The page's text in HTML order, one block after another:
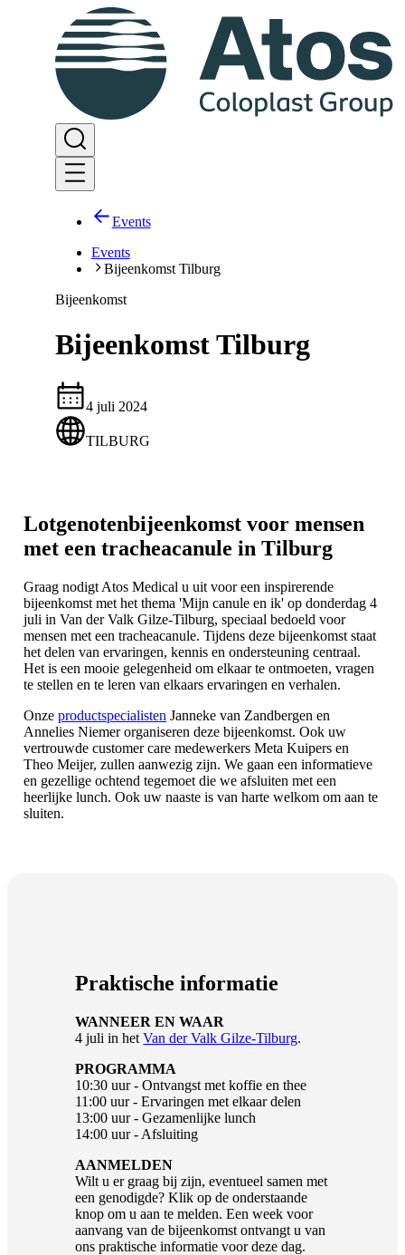
Events
Events
Bijeenkomst Tilburg
Bijeenkomst
Bijeenkomst Tilburg
4 juli 2024
TILBURG
Lotgenotenbijeenkomst voor mensen
met een tracheacanule in Tilburg
Graag nodigt Atos Medical u uit voor een inspirerende
bijeenkomst met het thema 'Mijn canule en ik' op donderdag 4
juli in Van der Valk Gilze-Tilburg, speciaal bedoeld voor
mensen met een tracheacanule. Tijdens deze bijeenkomst staat
het delen van ervaringen, kennis en ondersteuning centraal.
Het is een mooie gelegenheid om elkaar te ontmoeten, vragen
te stellen en te leren van elkaars ervaringen en verhalen.
Onzeproductspecialisten Janneke van Zandbergen en
Annelies Niemer organiseren deze bijeenkomst. Ook uw
vertrouwde customer care medewerkers Meta Kuipers en
Theo Meijer, zullen aanwezig zijn. We gaan een informatieve
en gezellige ochtend tegemoet die we afsluiten met een
heerlijke lunch. Ook uw naaste is van harte welkom om aan te
sluiten.
Praktische informatie
WANNEER EN WAAR
4 juli in hetVan der Valk Gilze-Tilburg.
PROGRAMMA
10:30 uur - Ontvangst met koffie en thee
11:00 uur - Ervaringen met elkaar delen
13:00 uur - Gezamenlijke lunch
14:00 uur - Afsluiting
AANMELDEN
Wilt u er graag bij zijn, eventueel samen met
een genodigde? Klik op de onderstaande
knop om u aan te melden. Een week voor
aanvang van de bijeenkomst ontvangt u van
ons praktische informatie voor deze dag.